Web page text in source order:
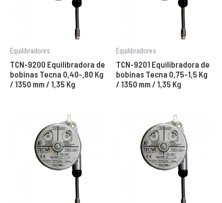
Equilibradores
TCN-9200 Equilibradora de
bobinas Tecna 0,40-,80 Kg
/ 1350 mm / 1,35 Kg
Equilibradores
TCN-9201 Equilibradora de
bobinas Tecna 0,75-1,5 Kg
/ 1350 mm / 1,35 Kg